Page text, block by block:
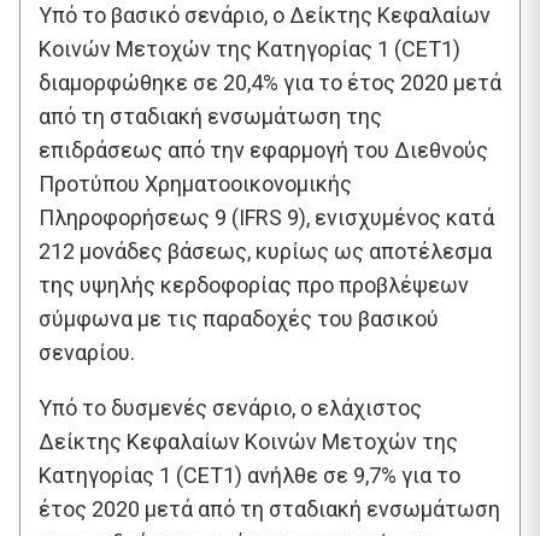
Υπό το βασικό σενάριο, ο ∆είκτης Κεφαλαίων
Κοινών Μετοχών της Κατηγορίας 1 (CET1)
διαμορφώθηκε σε 20,4% για το έτος 2020 μετά
από τη σταδιακή ενσωμάτωση της
επιδράσεως από την εφαρμογή του ∆ιεθνούς
Προτύπου Χρηματοοικονομικής
Πληροφορήσεως 9 (IFRS 9), ενισχυμένος κατά
212 μονάδες βάσεως, κυρίως ως αποτέλεσμα
της υψηλής κερδοφορίας προ προβλέψεων
σύμφωνα με τις παραδοχές του βασικού
σεναρίου.
Υπό το δυσμενές σενάριο, ο ελάχιστος
∆είκτης Κεφαλαίων Κοινών Μετοχών της
Κατηγορίας 1 (CET1) ανήλθε σε 9,7% για το
έτος 2020 μετά από τη σταδιακή ενσωμάτωση